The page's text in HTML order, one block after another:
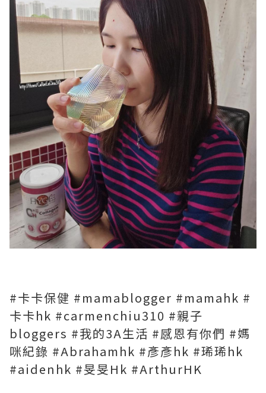
#卡卡保健 #mamablogger #mamahk #
卡卡hk #carmenchiu310 #親子
bloggers #我的3A生活 #感恩有你們 #媽
咪紀錄 #Abrahamhk #彥彥hk #琋琋hk
#aidenhk #旻旻Hk #ArthurHK